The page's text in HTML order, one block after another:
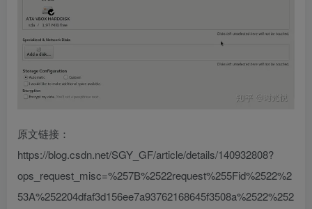
原文链接：
https://blog.csdn.net/SGY_GF/article/details/140932808?
ops_request_misc=%257B%2522request%255Fid%2522%2
53A%252204dfaf3d156ee7a93762168645f3508a%2522%252